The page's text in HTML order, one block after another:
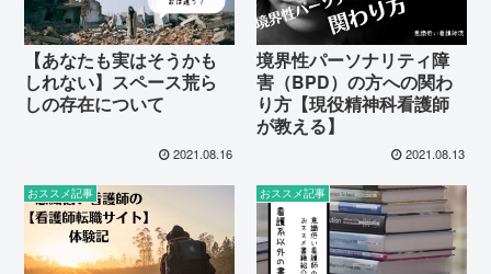
【あなたも実はそうかも
しれない】スペース荒ら
しの存在について
2021.08.16
境界性パーソナリティ障
害（BPD）の方への関わ
り方【現役精神科看護師
が教える】
2021.08.13
おススメ記事 おススメ記事